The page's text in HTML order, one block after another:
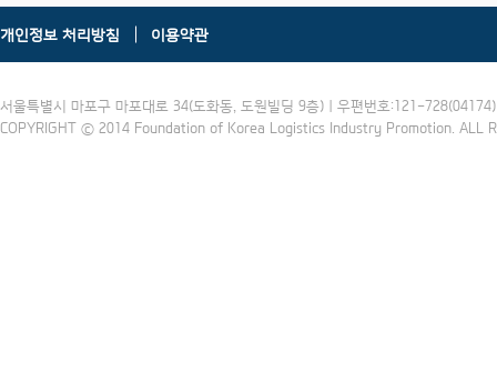
개인정보 처리방침 이용약관
서울특별시 마포구 마포대로 34(도화동, 도원빌딩 9층) | 우편번호:121-
COPYRIGHT ⓒ 2014 Foundation of Korea Logistics Industry Promotion. ALL